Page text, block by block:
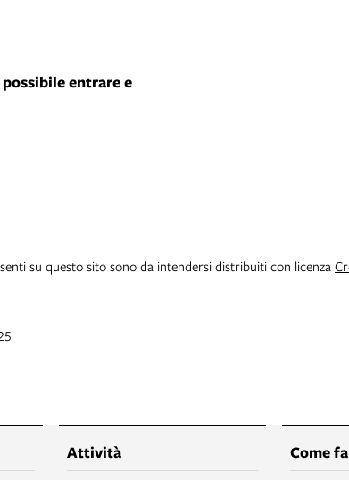
possibile entrare e
su questo sito sono da intendersi distribuiti con licenza
Attività Come